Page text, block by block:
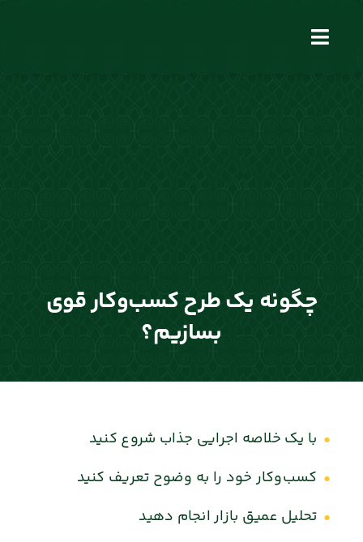
Toggle
چگونه یک طرح کسب‌وکار قوی
بسازیم؟
با یک خلاصه اجرایی جذاب شروع کنید
کسب‌وکار خود را به‌ وضوح تعریف کنید
تحلیل عمیق بازار انجام دهید